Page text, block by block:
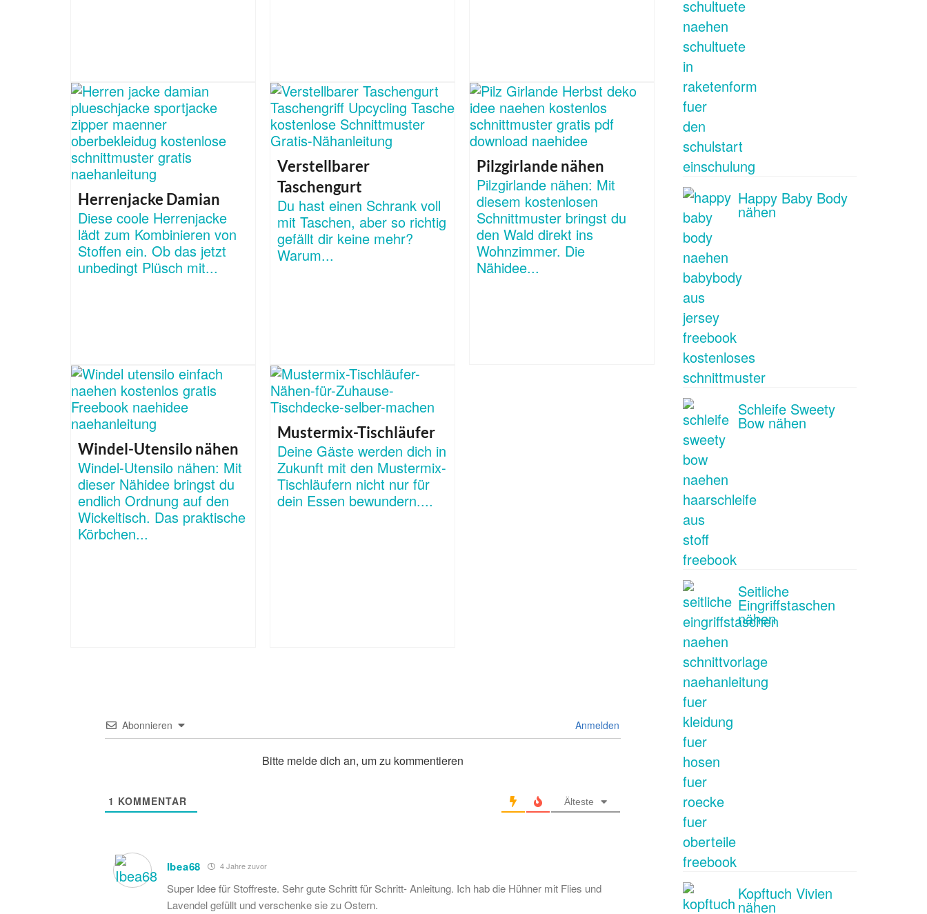
Herrenjacke Damian
Diese coole Herrenjacke
lädt zum Kombinieren von
Stoffen ein. Ob das jetzt
unbedingt Plüsch mit...
Verstellbarer
Taschengurt
Du hast einen Schrank voll
mit Taschen, aber so richtig
gefällt dir keine mehr?
Warum...
Pilzgirlande nähen
Pilzgirlande nähen: Mit
diesem kostenlosen
Schnittmuster bringst du
den Wald direkt ins
Wohnzimmer. Die
Nähidee...
Windel-Utensilo nähen
Windel-Utensilo nähen: Mit
dieser Nähidee bringst du
endlich Ordnung auf den
Wickeltisch. Das praktische
Körbchen...
Mustermix-Tischläufer
Deine Gäste werden dich in
Zukunft mit den Mustermix-
Tischläufern nicht nur für
dein Essen bewundern....
Abonnieren Anmelden
Bitte melde dich an, um zu kommentieren
1 KOMMENTAR Älteste
Ibea68 4 Jahre zuvor
Super Idee für Stoffreste. Sehr gute Schritt für Schritt- Anleitung. Ich hab die Hühner mit Flies und
Lavendel gefüllt und verschenke sie zu Ostern.
Happy Baby Body
nähen
Schleife Sweety
Bow nähen
Seitliche
Eingriffstaschen
nähen
Kopftuch Vivien
nähen